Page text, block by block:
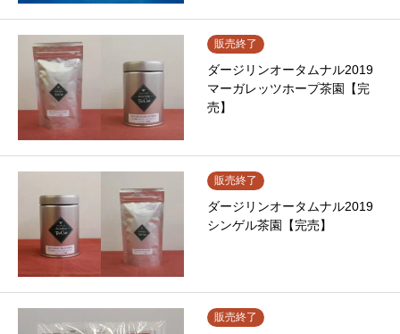
販売終了
ダージリンオータムナル2019
マーガレッツホープ茶園【完
売】
販売終了
ダージリンオータムナル2019
シンゲル茶園【完売】
販売終了